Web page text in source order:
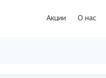
Акции О нас